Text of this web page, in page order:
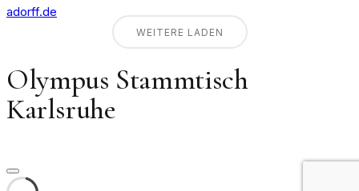
WEITERE LADEN
Olympus Stammtisch
Karlsruhe